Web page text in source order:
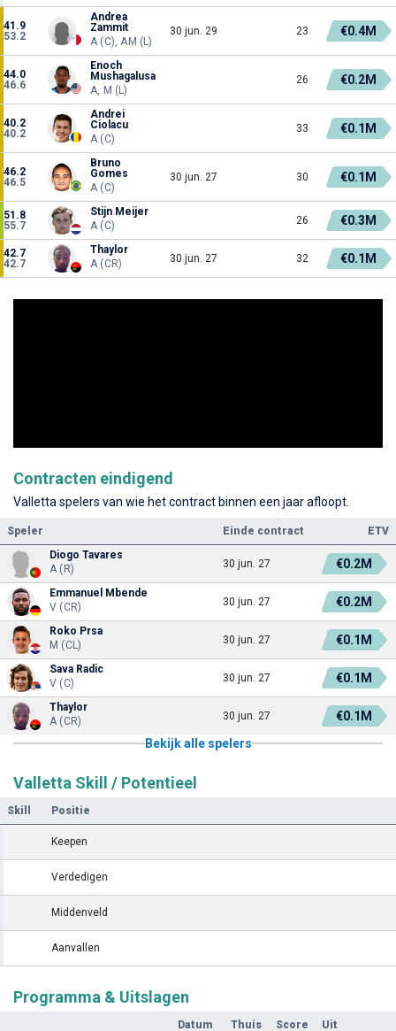
41.9
53.2
Andrea
Zammit
A (C), AM (L)
30 jun. 29 23 €0.4M
44.0
46.6
Enoch
Mushagalusa
A, M (L)
26 €0.2M
40.2
40.2
Andrei
Ciolacu
A (C)
33 €0.1M
46.2
46.5
Bruno
Gomes
A (C)
30 jun. 27 30 €0.1M
51.8
55.7
Stijn Meijer
A (C)
26 €0.3M
42.7
42.7
Thaylor
A (CR)
30 jun. 27 32 €0.1M
Contracten eindigend
Valletta spelers van wie het contract binnen een jaar afloopt.
Speler Einde contract
ETV
Diogo Tavares
A (R)
30 jun. 27 €0.2M
Emmanuel Mbende
V (CR)
30 jun. 27 €0.2M
Roko Prsa
M (CL)
30 jun. 27 €0.1M
Sava Radic
V (C)
30 jun. 27 €0.1M
Thaylor
A (CR)
30 jun. 27
€0.1M
Bekijk alle spelers
Valletta Skill / Potentieel
Skill Positie
Keepen
Verdedigen
Middenveld
Aanvallen
Programma & Uitslagen
Datum Thuis Score Uit